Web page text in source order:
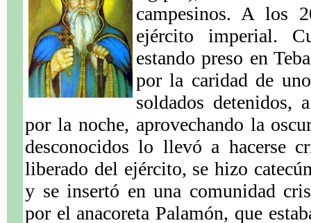
campesinos. A los
ejército imperial.
estando preso en
por la caridad de
soldados detenidos,
por la noche, aprovechando la
desconocidos lo llevó a hacerse
liberado del ejército, se hizo
y se insertó en una comunidad
por el anacoreta Palamón, que